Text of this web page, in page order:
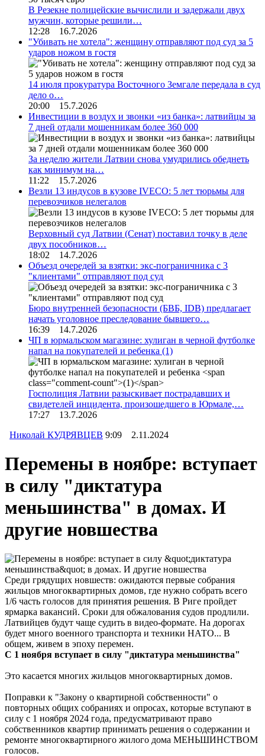
В Резекне полицейские вычислили и задержали двух
мужчин, которые решили…
12:28 16.7.2026
"Убивать не хотела": женщину отправляют под суд за 5
ударов ножом в гостя
14 июля прокуратура Восточного Земгале передала в суд
дело о…
20:00 15.7.2026
Инвестиции в воздух и звонки «из банка»: латвийцы за
7 дней отдали мошенникам более 360 000
За неделю жители Латвии снова умудрились обеднеть
как минимум на…
11:22 15.7.2026
Везли 13 индусов в кузове IVECO: 5 лет тюрьмы для
перевозчиков нелегалов
Верховный суд Латвии (Сенат) поставил точку в деле
двух пособников…
18:02 14.7.2026
Объезд очередей за взятки: экс-пограничника с 3
"клиентами" отправляют под суд
Бюро внутренней безопасности (БВБ, IDB) предлагает
начать уголовное преследование бывшего…
16:39 14.7.2026
ЧП в юрмальском магазине: хулиган в черной футболке
напал на покупателей и ребенка (1)
Госполиция Латвии разыскивает пострадавших и
свидетелей инцидента, произошедшего в Юрмале,…
17:27 13.7.2026
Николай КУДРЯВЦЕВ 9:09 2.11.2024
Перемены в ноябре: вступает
в силу "диктатура
меньшинства" в домах. И
другие новшества
Среди грядущих новшеств: ожидаются первые собрания
жильцов многоквартирных домов, где нужно собрать всего
1/6 часть голосов для принятия решения. В Риге пройдет
ярмарка вакансий. Сроки для обжалования судов продлили.
Латвийцев будут чаще судить в видео-формате. На дорогах
будет много военного транспорта и техники НАТО... В
общем, живем в эпоху перемен.
С 1 ноября вступает в силу "диктатура меньшинства"
Это касается многих жильцов многоквартирных домов.
Поправки к "Закону о квартирной собственности" о
повторных общих собраниях и опросах, которые вступают в
силу с 1 ноября 2024 года, предусматривают право
собственников квартир принимать решения о содержании и
ремонте многоквартирного жилого дома МЕНЬШИНСТВОМ
голосов.